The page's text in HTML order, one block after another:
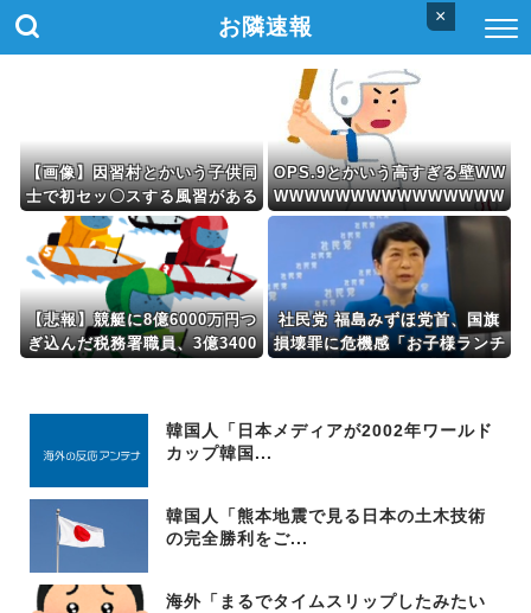
×
お隣速報
【画像】因習村とかいう子供同
士で初セッ〇スする風習がある
設定ｗｗｗｗｗ
OPS.9とかいう高すぎる壁WW
WWWWWWWWWWWWWWW
W
【悲報】競艇に8億6000万円つ
ぎ込んだ税務署職員、3億3400
社民党 福島みずほ党首、国旗
損壊罪に危機感「お子様ランチ
韓国人「日本メディアが2002年ワールド
カップ韓国...
韓国人「熊本地震で見る日本の土木技術
の完全勝利をご...
海外「まるでタイムスリップしたみたい